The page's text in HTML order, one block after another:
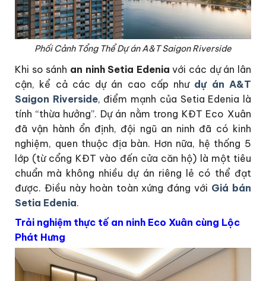
Phối Cảnh Tổng Thể Dự án A&T Saigon Riverside
Khi so sánh an ninh Setia Edenia với các dự án lân
cận, kể cả các dự án cao cấp như dự ánA&T
Saigon Riverside, điểm mạnh của Setia Edenia là
tính “thừa hưởng”. Dự án nằm trong KĐT Eco Xuân
đã vận hành ổn định, đội ngũ an ninh đã có kinh
nghiệm, quen thuộc địa bàn. Hơn nữa, hệ thống 5
lớp (từ cổng KĐT vào đến cửa căn hộ) là một tiêu
chuẩn mà không nhiều dự án riêng lẻ có thể đạt
được. Điều này hoàn toàn xứng đáng với Giá bán
Setia Edenia.
Trải nghiệm thực tế an ninh Eco Xuân cùng Lộc
Phát Hưng